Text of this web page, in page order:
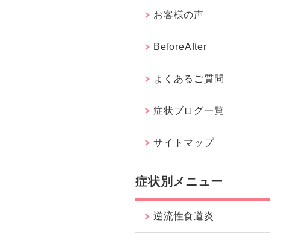
お客様の声
BeforeAfter
よくあるご質問
症状ブログ一覧
サイトマップ
症状別メニュー
逆流性食道炎